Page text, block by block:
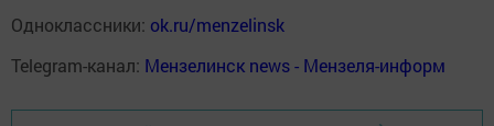
Одноклассники: ok.ru/menzelinsk
Telegram-канал: Мензелинск news - Мензеля-информ